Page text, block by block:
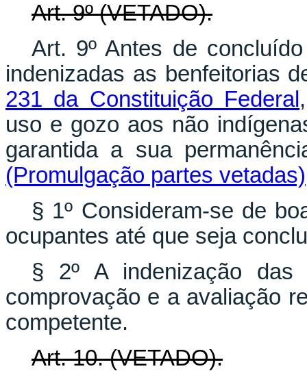
Art. 9º (VETADO).
Art. 9º Antes de
indenizadas as benfeitorias
231 da Constituição Federal
uso e gozo aos não
garantida a sua
(Promulgação partes vetadas)
§ 1º Consideram-se de
ocupantes até que seja
§ 2º A indenização das
comprovação e a avaliação
competente.
Art. 10. (VETADO).